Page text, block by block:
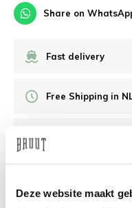
Deze website maakt
Share on
Fast delivery
Free Shipping in